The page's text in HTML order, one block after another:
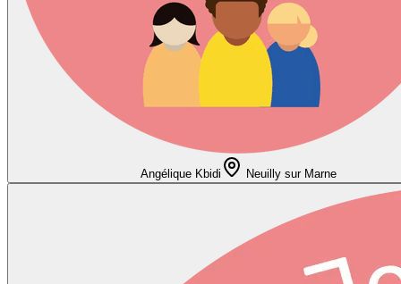
Angélique Kbidi Neuilly sur Marne